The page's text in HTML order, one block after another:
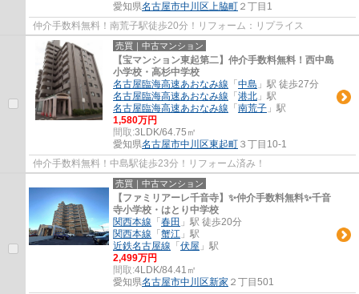
愛知県名古屋市中川区上脇町 ２丁目1
仲介手数料無料！南荒子駅徒歩20分！リフォーム：リプライス
売買｜中古マンション
【宝マンション東起第二】仲介手数料無料！西中島
小学校・高杉中学校
名古屋臨海高速あおなみ線 「 中島 」駅 徒歩27分
名古屋臨海高速あおなみ線 「 港北 」駅
名古屋臨海高速あおなみ線 「 南荒子 」駅
1,580万円
間取:3LDK/64.75㎡
愛知県名古屋市中川区東起町 ３丁目10-1
仲介手数料無料！中島駅徒歩23分！リフォーム済み！
売買｜中古マンション
【ファミリアーレ千音寺】✨️仲介手数料無料✨️千音
寺小学校・はとり中学校
関西本線 「 春田 」駅 徒歩20分
関西本線 「 蟹江 」駅
近鉄名古屋線 「 伏屋 」駅
2,499万円
間取:4LDK/84.41㎡
愛知県名古屋市中川区新家 ２丁目501